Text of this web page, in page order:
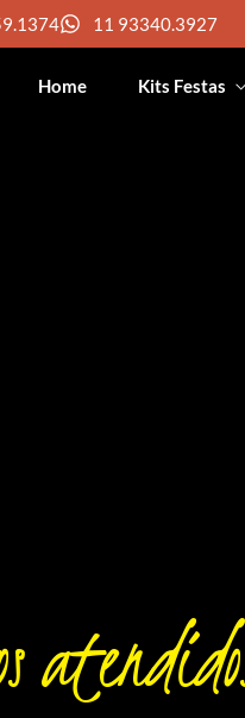
11 93340.3927
Home Kits Festas